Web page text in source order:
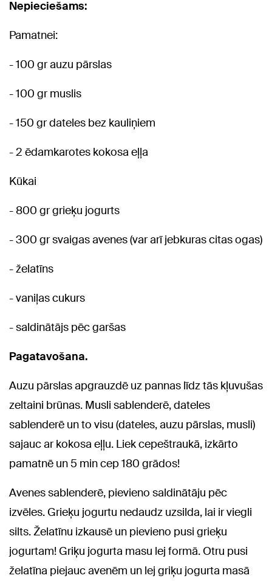
Nepieciešams:
Pamatnei:
- 100 gr auzu pārslas
- 100 gr muslis
- 150 gr dateles bez kauliņiem
- 2 ēdamkarotes kokosa eļļa
Kūkai
- 800 gr grieķu jogurts
- 300 gr svaigas avenes (var arī jebkuras citas ogas)
- želatīns
- vaniļas cukurs
- saldinātājs pēc garšas
Pagatavošana.
Auzu pārslas apgrauzdē uz pannas līdz tās kļuvušas
zeltaini brūnas. Musli sablenderē, dateles
sablenderē un to visu (dateles, auzu pārslas, musli)
sajauc ar kokosa eļļu. Liek cepeštraukā, izkārto
pamatnē un 5 min cep 180 grādos!
Avenes sablenderē, pievieno saldinātāju pēc
izvēles. Grieķu jogurtu nedaudz uzsilda, lai ir viegli
silts. Želatīnu izkausē un pievieno pusi grieķu
jogurtam! Griķu jogurta masu lej formā. Otru pusi
želatīna piejauc avenēm un lej griķu jogurta masā